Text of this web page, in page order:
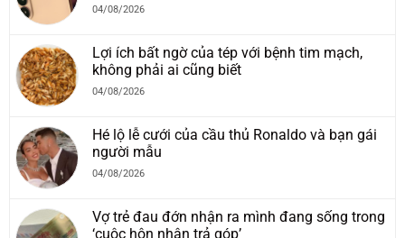
04/08/2026
Lợi ích bất ngờ của tép với bệnh tim mạch,
không phải ai cũng biết
04/08/2026
Hé lộ lễ cưới của cầu thủ Ronaldo và bạn gái
người mẫu
04/08/2026
Vợ trẻ đau đớn nhận ra mình đang sống trong
‘cuộc hôn nhân trả góp’